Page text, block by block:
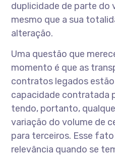
duplicidade de parte do
mesmo que a sua
alteração.
Uma questão que
momento é que as
contratos legados
capacidade contratada
tendo, portanto,
variação do volume de
para terceiros. Esse
relevância quando se